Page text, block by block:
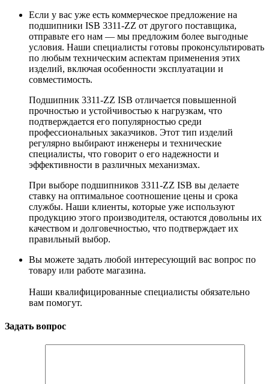
Если у вас уже есть коммерческое предложение на
подшипники ISB 3311-ZZ от другого поставщика,
отправьте его нам — мы предложим более выгодные
условия. Наши специалисты готовы проконсультировать
по любым техническим аспектам применения этих
изделий, включая особенности эксплуатации и
совместимость.
Подшипник 3311-ZZ ISB отличается повышенной
прочностью и устойчивостью к нагрузкам, что
подтверждается его популярностью среди
профессиональных заказчиков. Этот тип изделий
регулярно выбирают инженеры и технические
специалисты, что говорит о его надежности и
эффективности в различных механизмах.
При выборе подшипников 3311-ZZ ISB вы делаете
ставку на оптимальное соотношение цены и срока
службы. Наши клиенты, которые уже используют
продукцию этого производителя, остаются довольны их
качеством и долговечностью, что подтверждает их
правильный выбор.
Вы можете задать любой интересующий вас вопрос по
товару или работе магазина.
Наши квалифицированные специалисты обязательно
вам помогут.
Задать вопрос